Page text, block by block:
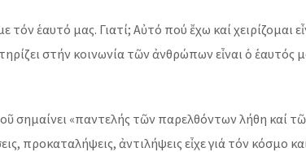
ἑαυτό μας. Γιατί; Αὐτό πού ἔχω καί χειρίζομαι
στήν κοινωνία τῶν ἀνθρώπων εἶναι ὁ ἑαυτός
σημαίνει «παντελής τῶν παρελθόντων λήθη καί
προκαταλήψεις, ἀντιλήψεις εἶχε γιά τόν κόσμο